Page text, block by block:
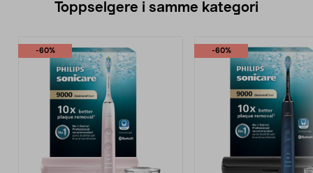
Toppselgere i samme kategori
-60% -60%